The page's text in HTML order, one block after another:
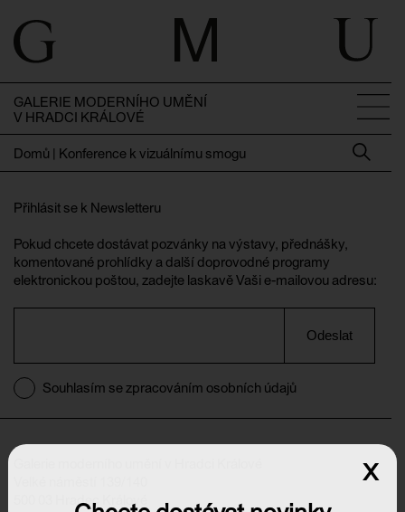
GALERIE MODERNÍHO UMĚNÍ
V HRADCI KRÁLOVÉ
Domů | Konference k vizuálnímu smogu
Přihlásit se k Newsletteru
Pokud chcete dostávat pozvánky na výstavy, přednášky,
komentované prohlídky a další doprovodné programy
elektronickou poštou, zadejte laskavě Vaši e-mailovou adresu:
Odeslat
Souhlasím se zpracováním osobních údajů
500 03 Hradec Králové
x